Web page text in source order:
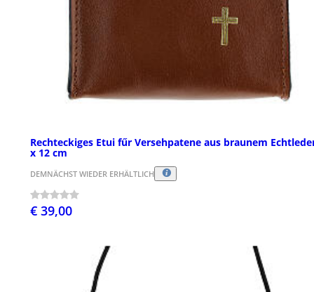
Rechteckiges Etui fűr Versehpatene aus braunem
x 12 cm
DEMNÄCHST WIEDER ERHÄLTLICH
€ 39,00